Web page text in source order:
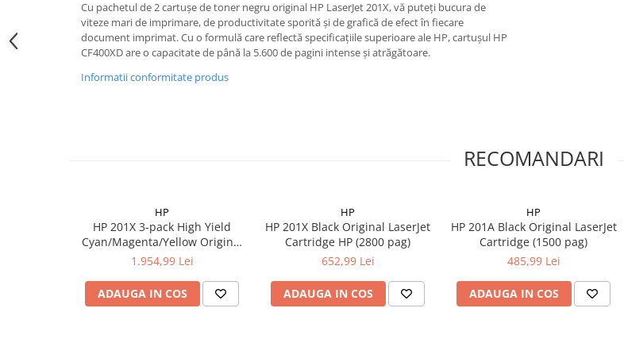
Cu pachetul de 2 cartușe de toner negru original HP LaserJet 201X, vă puteți bucura de
viteze mari de imprimare, de productivitate sporită și de grafică de efect în fiecare
document imprimat. Cu o formulă care reflectă specificațiile superioare ale HP, cartușul HP
CF400XD are o capacitate de până la 5.600 de pagini intense și atrăgătoare.
Informatii conformitate produs
RECOMANDARI
HP
HP 201X 3-pack High Yield
Cyan/Magenta/Yellow Original
LaserJet Toner Cartridges
1.954,99 Lei
ADAUGA IN COS
HP
HP 201X Black Original LaserJet
Cartridge HP (2800 pag)
652,99 Lei
ADAUGA IN COS
HP
HP 201A Black Original LaserJet
Cartridge (1500 pag)
485,99 Lei
ADAUGA IN COS